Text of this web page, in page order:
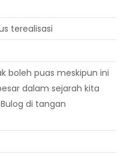
terealisasi
boleh puas meskipun ini
dalam sejarah kita
di tangan